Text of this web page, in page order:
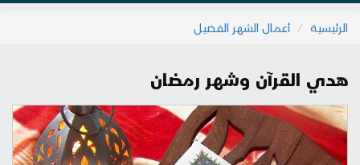
الرئيسية
أعمال الشهر الفضيل
هدي القرآن وشهر رمضان